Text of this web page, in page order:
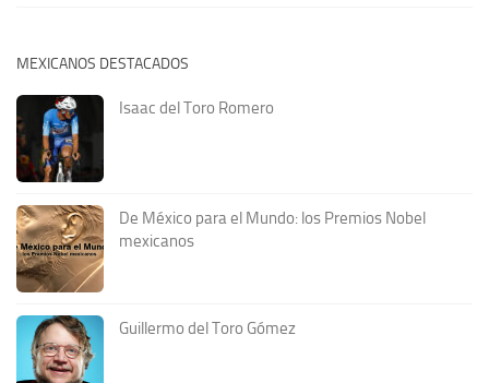
MEXICANOS DESTACADOS
Isaac del Toro Romero
De México para el Mundo: los Premios Nobel
mexicanos
Guillermo del Toro Gómez